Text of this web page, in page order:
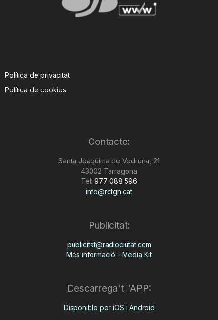
g
Política de privacitat
Política de cookies
Contacte:
Santa Joaquima de Vedruna, 21
43002 Tarragona
Tel: 977 088 596
info@rctgn.cat
Publicitat:
publicitat@radiociutat.com
Més informació - Media Kit
Descarrega't l'APP:
Disponible per iOS i Android